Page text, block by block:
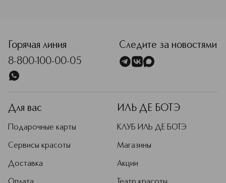
Горячая линия
8-800-100-00-05
Следите за новостями
Для вас
Подарочные карты
Сервисы красоты
Доставка
ИЛЬ ДЕ БОТЭ
КЛУБ ИЛЬ ДЕ БОТЭ
Магазины
Акции